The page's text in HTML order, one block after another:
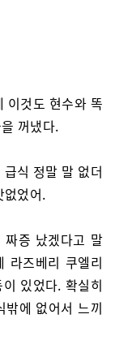
이것도 현수와 똑
꺼냈다.
식 정말 말 없더
없었어.
증 났겠다고 말
라즈베리 쿠엘리
있었다. 확실히
밖에 없어서 느끼